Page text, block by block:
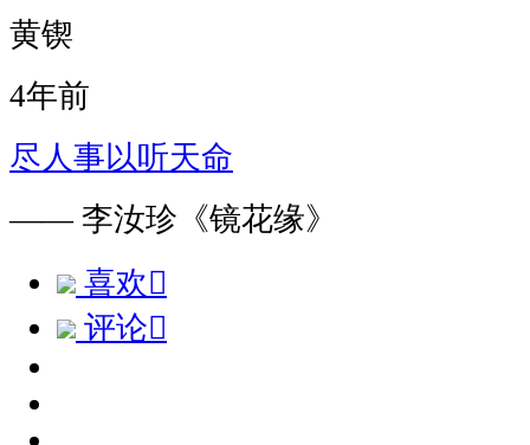
黄锲
4年前
尽人事以听天命
—— 李汝珍《镜花缘》
喜欢
评论